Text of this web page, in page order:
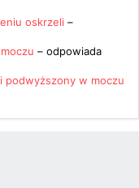
oskrzeli –
– odpowiada
podwyższony w moczu